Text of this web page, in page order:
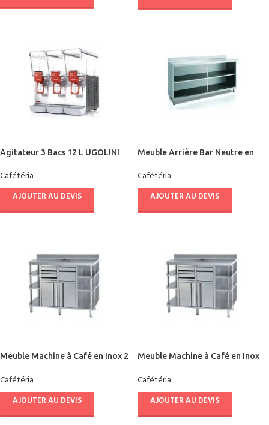
Agitateur 3 Bacs 12 L UGOLINI
Cafétéria
AJOUTER AU DEVIS
Meuble Arrière Bar Neutre en
Cafétéria
AJOUTER AU DEVIS
Meuble Machine à Café en Inox 2
Cafétéria
AJOUTER AU DEVIS
Meuble Machine à Café en Inox
Cafétéria
AJOUTER AU DEVIS